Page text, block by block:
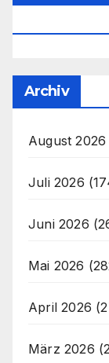
Archiv
August 2026
Juli 2026
Juni 2026
Mai 2026
April 2026
März 2026